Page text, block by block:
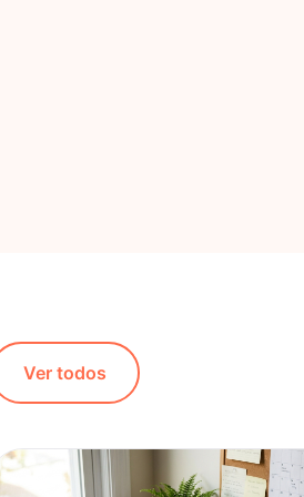
Ver todos